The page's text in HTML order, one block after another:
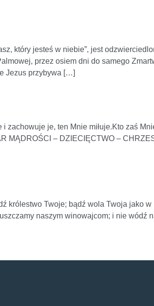
który jesteś w niebie”, jest
przez osiem dni do samego
Jezus przybywa […]
je, ten Mnie miłuje.Kto zaś
MĄDROŚCI – DZIECIĘCTWO –
królestwo Twoje; bądź wola Twoja jako
naszym winowajcom; i nie wódź